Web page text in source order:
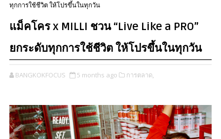
ทุกการใช้ชีวิต ให้โปรขึ้นในทุกวัน
แม็คโคร x MILLI ชวน “Live Like a PRO”
ยกระดับทุกการใช้ชีวิต ให้โปรขึ้นในทุกวัน
BANGKOKFOCUS 5 months ago การตลาด,